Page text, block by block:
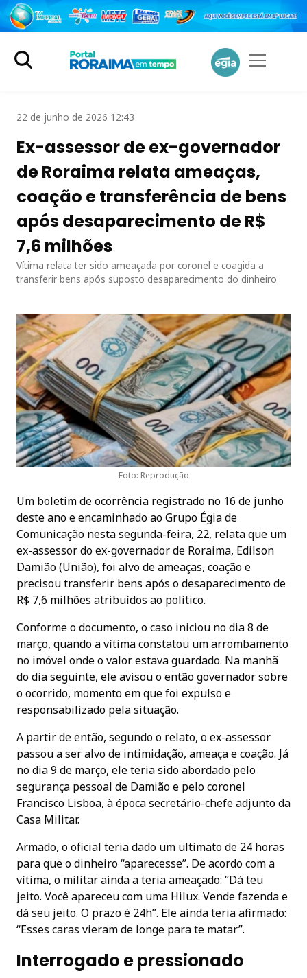
22 de junho de 2026 12:43
Ex-assessor de ex-governador
de Roraima relata ameaças,
coação e transferência de bens
após desaparecimento de R$
7,6 milhões
Vítima relata ter sido ameaçada por coronel e coagida a
transferir bens após suposto desaparecimento do dinheiro
Foto: Reprodução
Um boletim de ocorrência registrado no 16 de junho
deste ano e encaminhado ao Grupo Égia de
Comunicação nesta segunda-feira, 22, relata que um
ex-assessor do ex-governador de Roraima, Edilson
Damião (União), foi alvo de ameaças, coação e
precisou transferir bens após o desaparecimento de
R$ 7,6 milhões atribuídos ao político.
Conforme o documento, o caso iniciou no dia 8 de
março, quando a vítima constatou um arrombamento
no imóvel onde o valor estava guardado. Na manhã
do dia seguinte, ele avisou o então governador sobre
o ocorrido, momento em que foi expulso e
responsabilizado pela situação.
A partir de então, segundo o relato, o ex-assessor
passou a ser alvo de intimidação, ameaça e coação. Já
no dia 9 de março, ele teria sido abordado pelo
segurança pessoal de Damião e pelo coronel
Francisco Lisboa, à época secretário-chefe adjunto da
Casa Militar.
Armado, o oficial teria dado um ultimato de 24 horas
para que o dinheiro “aparecesse”. De acordo com a
vítima, o militar ainda a teria ameaçado: “Dá teu
jeito. Você apareceu com uma Hilux. Vende fazenda e
dá seu jeito. O prazo é 24h”. Ele ainda teria afirmado:
“Esses caras vieram de longe para te matar”.
Interrogado e pressionado